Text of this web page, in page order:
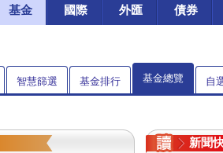
基金 國際 外匯 債券
智慧篩選 基金排行 基金總覽 自
新聞